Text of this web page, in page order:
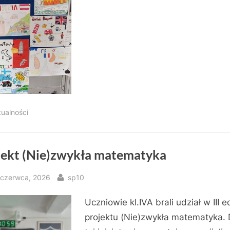
(Nie)zwykła matematyka
2026 By
sp10
Uczniowie kl.IVA brali udział w III
projektu (Nie)zwykła matematyka.